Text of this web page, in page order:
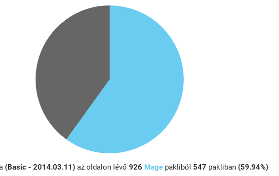
(Basic - 2014.03.11) az oldalon lévő 926 Mage pakliból 547 pakliban (59.94%)